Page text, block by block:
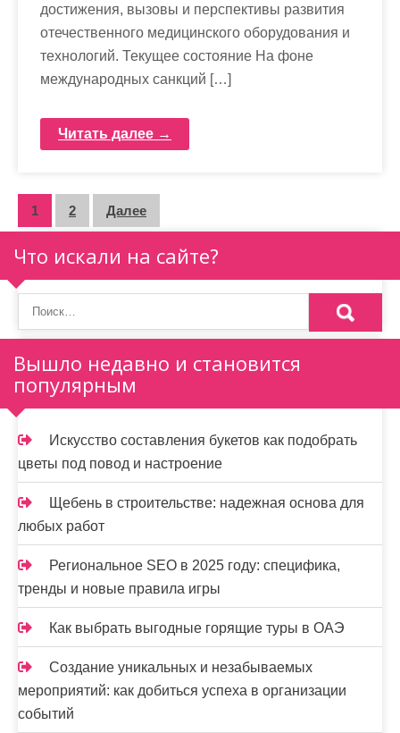
достижения, вызовы и перспективы развития
отечественного медицинского оборудования и
технологий. Текущее состояние На фоне
международных санкций […]
Читать далее →
П
а
г
и
н
а
ц
и
я
з
а
п
и
с
е
й
1 2 Далее
Что искали на сайте?
Вышло недавно и становится
популярным
Искусство составления букетов как подобрать
цветы под повод и настроение
Щебень в строительстве: надежная основа для
любых работ
Региональное SEO в 2025 году: специфика,
тренды и новые правила игры
Как выбрать выгодные горящие туры в ОАЭ
Создание уникальных и незабываемых
мероприятий: как добиться успеха в организации
событий